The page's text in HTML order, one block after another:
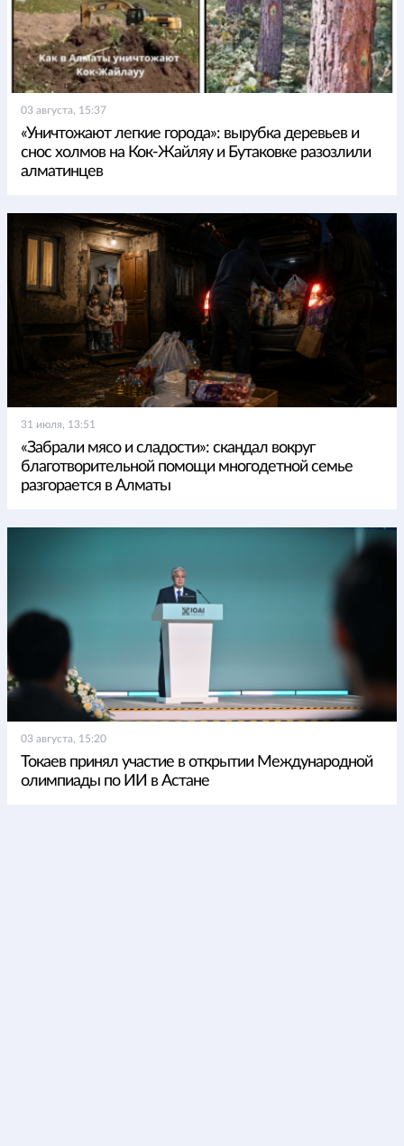
03 августа, 15:37
«Уничтожают легкие города»: вырубка деревьев и
снос холмов на Кок-Жайляу и Бутаковке разозлили
алматинцев
31 июля, 13:51
«Забрали мясо и сладости»: скандал вокруг
благотворительной помощи многодетной семье
разгорается в Алматы
03 августа, 15:20
Токаев принял участие в открытии Международной
олимпиады по ИИ в Астане